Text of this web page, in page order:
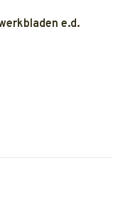
e.d.